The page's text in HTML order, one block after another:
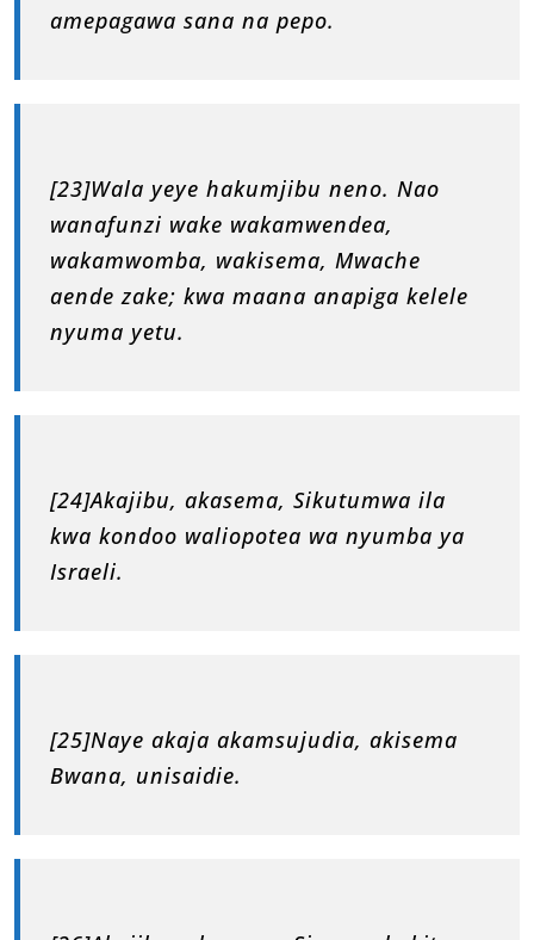
amepagawa sana na pepo.
[23]Wala yeye hakumjibu neno. Nao
wanafunzi wake wakamwendea,
wakamwomba, wakisema, Mwache
aende zake; kwa maana anapiga kelele
nyuma yetu.
[24]Akajibu, akasema, Sikutumwa ila
kwa kondoo waliopotea wa nyumba ya
Israeli.
[25]Naye akaja akamsujudia, akisema
Bwana, unisaidie.